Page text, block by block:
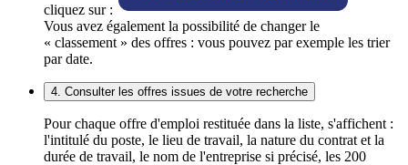
cliquez sur :
Vous avez également la possibilité de changer le
« classement » des offres : vous pouvez par exemple les trier
par date.
4. Consulter les offres issues de votre recherche
Pour chaque offre d'emploi restituée dans la liste, s'affichent :
l'intitulé du poste, le lieu de travail, la nature du contrat et la
durée de travail, le nom de l'entreprise si précisé, les 200